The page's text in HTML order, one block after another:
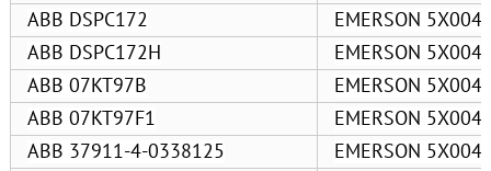
ABB DSPC172
EMERSON
ABB DSPC172H
EMERSON
ABB 07KT97B
EMERSON
ABB 07KT97F1
EMERSON
ABB 37911-4-0338125
EMERSON